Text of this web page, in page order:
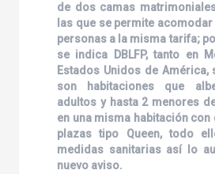
de dos camas
las que se permite
personas a la misma tarifa;
se indica DBLFP, tanto en
Estados Unidos de América,
son habitaciones que
adultos y hasta 2 menores
en una misma habitación con
plazas tipo Queen, todo
medidas sanitarias así lo
nuevo aviso.